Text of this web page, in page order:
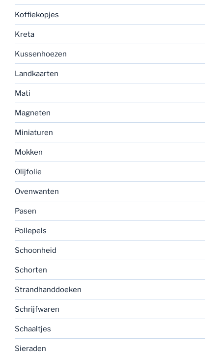
Koffiekopjes
Kreta
Kussenhoezen
Landkaarten
Mati
Magneten
Miniaturen
Mokken
Olijfolie
Ovenwanten
Pasen
Pollepels
Schoonheid
Schorten
Strandhanddoeken
Schrijfwaren
Schaaltjes
Sieraden